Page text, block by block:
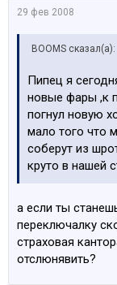
29 фев 2008
BOOMS сказал(а):
Пипец я
новые фары ,к
погнул новую
мало того что
соберут из
круто в нашей
а если ты
переключалку
страховая
отслюнявить?